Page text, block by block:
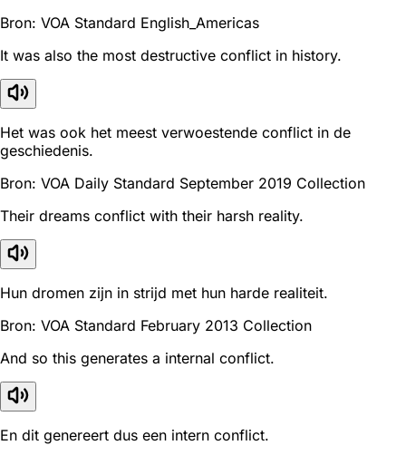
Bron: VOA Standard English_Americas
It was also the most destructive conflict in history.
Het was ook het meest verwoestende conflict in de
geschiedenis.
Bron: VOA Daily Standard September 2019 Collection
Their dreams conflict with their harsh reality.
Hun dromen zijn in strijd met hun harde realiteit.
Bron: VOA Standard February 2013 Collection
And so this generates a internal conflict.
En dit genereert dus een intern conflict.